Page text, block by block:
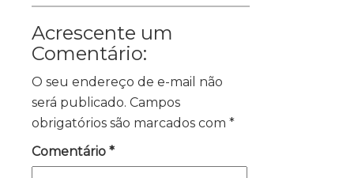
Acrescente um
Comentário:
O seu endereço de e-mail não
será publicado. Campos
obrigatórios são marcados com *
Comentário *